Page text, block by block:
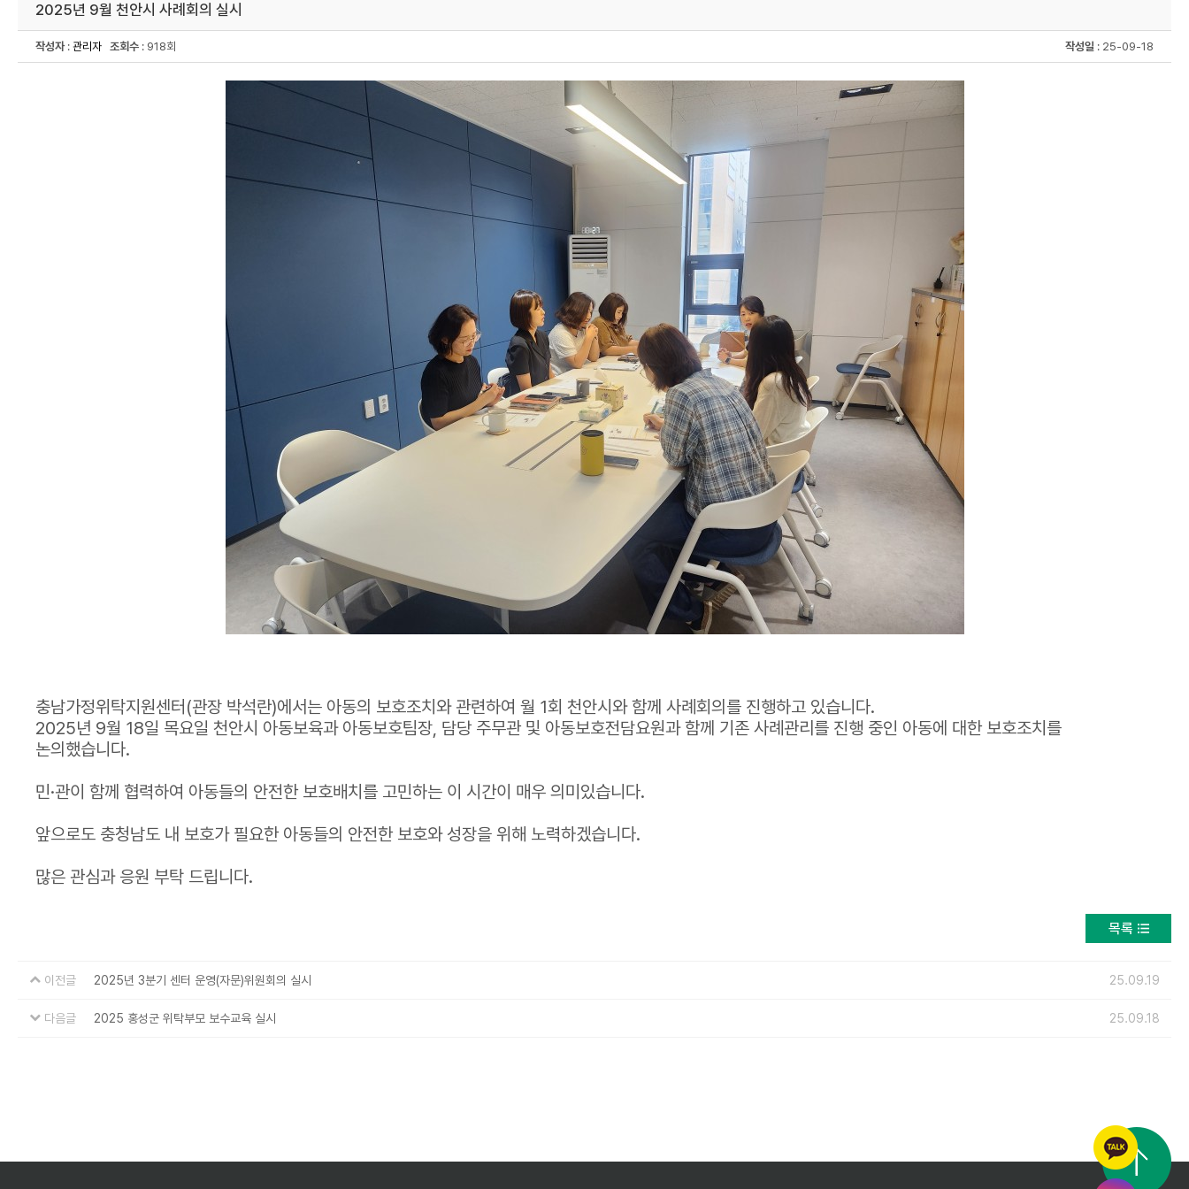
2025년 9월 천안시 사례회의 실시
작성자: 관리자 조회수 : 918회 작성일 : 25-09-18
충남가정위탁지원센터(관장 박석란)에서는 아동의 보호조치와 관련하여 월 1회 천안시와 함께 사례회의를 진행하고 있습니다.
2025년 9월 18일 목요일 천안시 아동보육과 아동보호팀장, 담당 주무관 및 아동보호전담요원과 함께 기존 사례관리를 진행 중인 아동에 대한 보호조치를
논의했습니다.
민·관이 함께 협력하여 아동들의 안전한 보호배치를 고민하는 이 시간이 매우 의미있습니다.
앞으로도 충청남도 내 보호가 필요한 아동들의 안전한 보호와 성장을 위해 노력하겠습니다.
많은 관심과 응원 부탁 드립니다.
목록
이전글 2025년 3분기 센터 운영(자문)위원회의 실시 25.09.19
다음글 2025 홍성군 위탁부모 보수교육 실시 25.09.18